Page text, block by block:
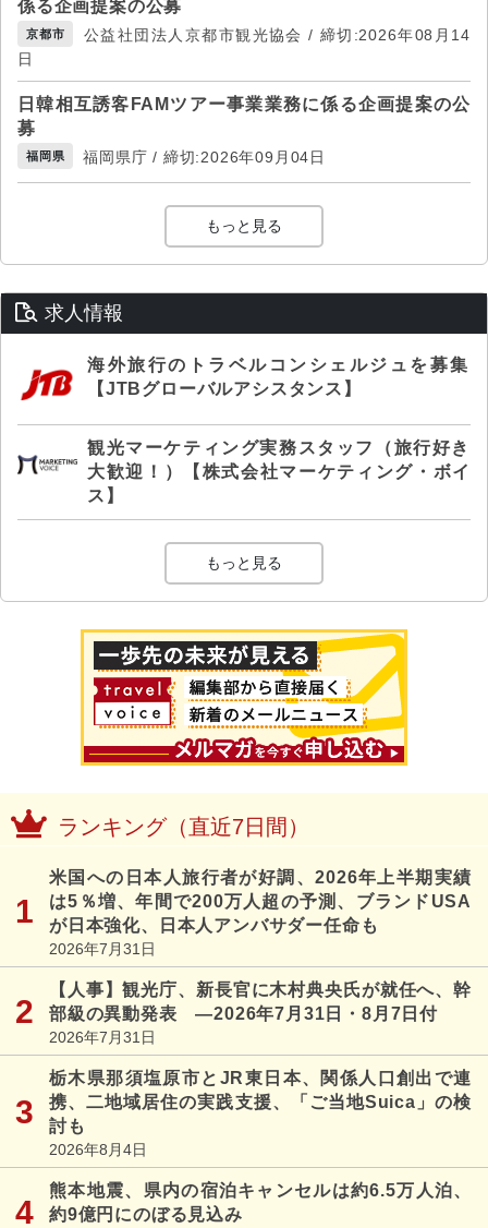
係る企画提案の公募
京都市
公益社団法人京都市観光協会 / 締切:2026年08月14
日
日韓相互誘客FAMツアー事業業務に係る企画提案の公
募
福岡県 福岡県庁 / 締切:2026年09月04日
もっと見る
求人情報
海外旅行のトラベルコンシェルジュを募集
【JTBグローバルアシスタンス】
観光マーケティング実務スタッフ（旅行好き
大歓迎！）【株式会社マーケティング・ボイ
ス】
もっと見る
ランキング（直近7日間）
米国への日本人旅行者が好調、2026年上半期実績
は5％増、年間で200万人超の予測、ブランドUSA
が日本強化、日本人アンバサダー任命も
2026年7月31日
【人事】観光庁、新長官に木村典央氏が就任へ、幹
部級の異動発表 ―2026年7月31日・8月7日付
2026年7月31日
栃木県那須塩原市とJR東日本、関係人口創出で連
携、二地域居住の実践支援、「ご当地Suica」の検
討も
2026年8月4日
熊本地震、県内の宿泊キャンセルは約6.5万人泊、
約9億円にのぼる見込み